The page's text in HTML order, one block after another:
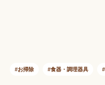
お掃除 食器・調理器具